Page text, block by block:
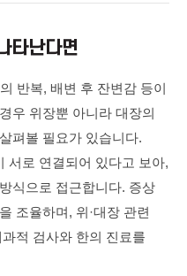
타난다면
반복, 배변 후 잔변감 등이
우 위장뿐 아니라 대장의
펴볼 필요가 있습니다.
서로 연결되어 있다고 보아,
식으로 접근합니다. 증상
조율하며, 위·대장 관련
적 검사와 한의 진료를